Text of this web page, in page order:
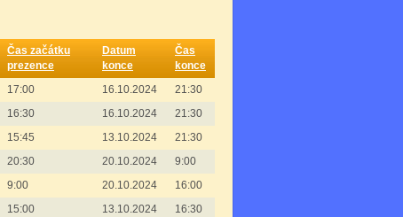
Čas začátku
prezence
Datum
konce
Čas
konce
17:00 16.10.2024
21:30
16:30 16.10.2024
21:30
15:45 13.10.2024
21:30
20:30 20.10.2024
9:00
9:00 20.10.2024
16:00
15:00 13.10.2024
16:30